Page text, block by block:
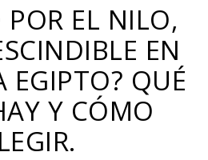
POR EL NILO,
EN
EGIPTO? QUÉ
Y CÓMO